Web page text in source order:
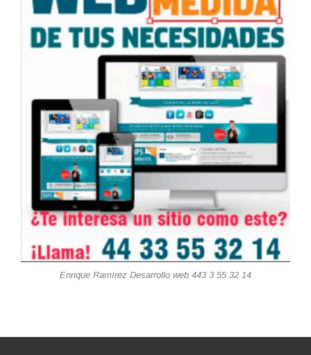
Enrique Ramírez Desarrollo web 443 3 55 32 14